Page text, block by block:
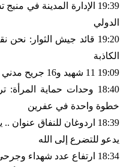
19:39 الإدارة المدينة
الدولي
19:20 قائد جيش الثوار:
الكاذبة
19:09 11 شهيد و16 جريح مدني في عفرين اليوم
18:40 وحدات حماية
خطوة واحدة في عفرين
18:39 اردوغان للنفاق
يدعو للتضرع إلى الله
18:34 ارتفاع عدد شهداء وجرحى مجزرة قرية جلبرة عاجل